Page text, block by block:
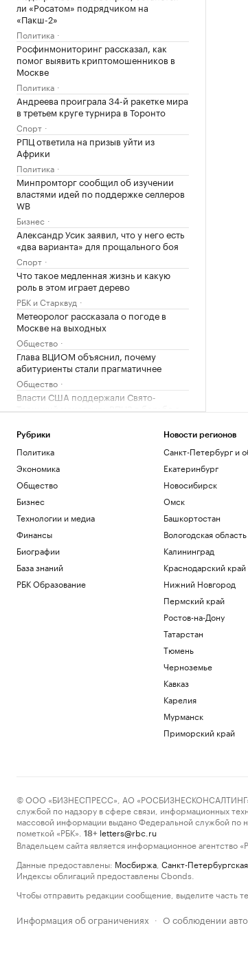
ли «Росатом» подрядчиком на
«Пакш-2»
Политика
Росфинмониторинг рассказал, как
помог выявить криптомошенников в
Москве
Политика
Андреева проиграла 34-й ракетке мира
в третьем круге турнира в Торонто
Спорт
РПЦ ответила на призыв уйти из
Африки
Политика
Минпромторг сообщил об изучении
властями идей по поддержке селлеров
WB
Бизнес
Александр Усик заявил, что у него есть
«два варианта» для прощального боя
Спорт
Что такое медленная жизнь и какую
роль в этом играет дерево
РБК и Старквуд
Метеоролог рассказала о погоде в
Москве на выходных
Общество
Глава ВЦИОМ объяснил, почему
абитуриенты стали прагматичнее
Общество
Власти США поддержали Свято-
Троицкий монастырь РПЦЗ в борьбе с
Общество
Трамп обжалует запрет на
строительство бального зала в Белом
доме
Политика
Как выглядит портрет абитуриента в
2026 году. Видео РБК
В США рассказали, как помогли
снарядам из Сербии попасть на
Украину
Политика
Рубрики
Политика
Экономика
Общество
Бизнес
Технологии и медиа
Финансы
Биографии
База знаний
РБК Образование
Новости регионов
Санкт-Петербург и
Екатеринбург
Новосибирск
Омск
Башкортостан
Вологодская область
Калининград
Краснодарский край
Нижний Новгород
Пермский край
Ростов-на-Дону
Татарстан
Тюмень
Черноземье
Кавказ
Карелия
Мурманск
Приморский край
© ООО «БИЗНЕСПРЕСС», АО «РОСБИЗНЕСКОНСАЛТИНГ»,
службой по надзору в сфере связи, информационных
массовой информации выдано Федеральной службой по
пометкой «РБК».
18+ letters@rbc.ru
Владельцем сайта является информационное агентство
Данные предоставлены: Мосбиржа Санкт-
Индексы облигаций предоставлены Cbonds.
Чтобы отправить редакции сообщение, выделите часть
Информация об ограничениях · О соблюдении